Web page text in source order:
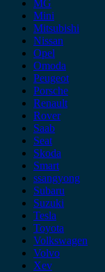
MG
Mini
Mitsubishi
Nissan
Opel
Omoda
Peugeot
Porsche
Renault
Rover
Saab
Seat
Skoda
Smart
ssangyong
Subaru
Suzuki
Tesla
Toyota
Volkswagen
Volvo
Xev